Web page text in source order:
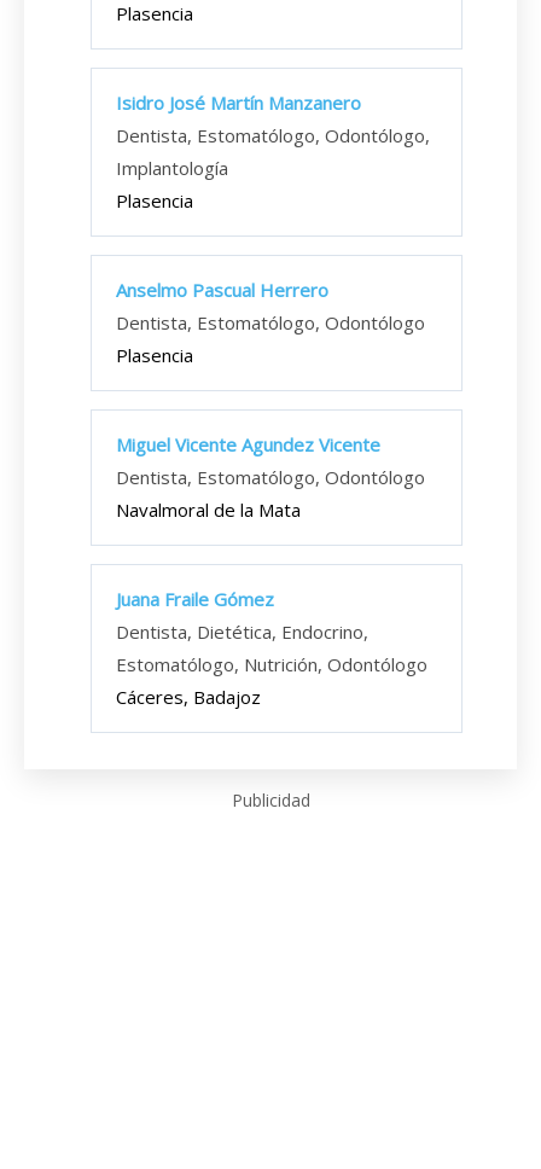
Plasencia
Isidro José Martín Manzanero
Dentista, Estomatólogo, Odontólogo,
Implantología
Plasencia
Anselmo Pascual Herrero
Dentista, Estomatólogo, Odontólogo
Plasencia
Miguel Vicente Agundez Vicente
Dentista, Estomatólogo, Odontólogo
Navalmoral de la Mata
Juana Fraile Gómez
Dentista, Dietética, Endocrino,
Estomatólogo, Nutrición, Odontólogo
Cáceres, Badajoz
Publicidad